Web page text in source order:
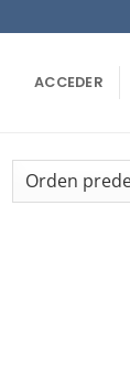
ACCEDER